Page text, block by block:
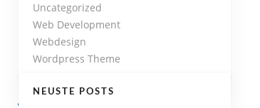
Uncategorized
Web Development
Webdesign
Wordpress Theme
NEUSTE POSTS